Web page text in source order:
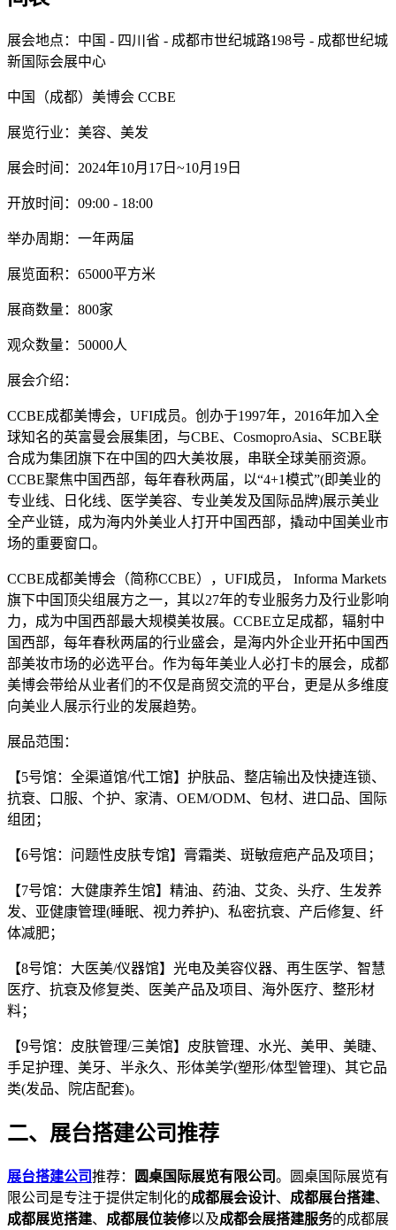
展会地点：中国 - 四川省 - 成都市世纪城路198号 - 成都世纪城
新国际会展中心
中国（成都）美博会 CCBE
展览行业：美容、美发
展会时间：2024年10月17日~10月19日
开放时间：09:00 - 18:00
举办周期：一年两届
展览面积：65000平方米
展商数量：800家
观众数量：50000人
展会介绍：
CCBE成都美博会，UFI成员。创办于1997年，2016年加入全
球知名的英富曼会展集团，与CBE、CosmoproAsia、SCBE联
合成为集团旗下在中国的四大美妆展，串联全球美丽资源。
CCBE聚焦中国西部，每年春秋两届，以“4+1模式”(即美业的
专业线、日化线、医学美容、专业美发及国际品牌)展示美业
全产业链，成为海内外美业人打开中国西部，撬动中国美业市
场的重要窗口。
CCBE成都美博会（简称CCBE），UFI成员， Informa Markets
旗下中国顶尖组展方之一，其以27年的专业服务力及行业影响
力，成为中国西部最大规模美妆展。CCBE立足成都，辐射中
国西部，每年春秋两届的行业盛会，是海内外企业开拓中国西
部美妆市场的必选平台。作为每年美业人必打卡的展会，成都
美博会带给从业者们的不仅是商贸交流的平台，更是从多维度
向美业人展示行业的发展趋势。
展品范围：
【5号馆：全渠道馆/代工馆】护肤品、整店输出及快捷连锁、
抗衰、口服、个护、家清、OEM/ODM、包材、进口品、国际
组团；
【6号馆：问题性皮肤专馆】膏霜类、斑敏痘疤产品及项目；
【7号馆：大健康养生馆】精油、药油、艾灸、头疗、生发养
发、亚健康管理(睡眠、视力养护)、私密抗衰、产后修复、纤
体减肥；
【8号馆：大医美/仪器馆】光电及美容仪器、再生医学、智慧
医疗、抗衰及修复类、医美产品及项目、海外医疗、整形材
料；
【9号馆：皮肤管理/三美馆】皮肤管理、水光、美甲、美睫、
手足护理、美牙、半永久、形体美学(塑形/体型管理)、其它品
类(发品、院店配套)。
二、展台搭建公司推荐
展台搭建公司推荐： 圆桌国际展览有限公司。圆桌国际展览有
限公司是专注于提供定制化的成都展会设计、 成都展台搭建、
成都展览搭建、 成都展位装修以及成都会展搭建服务的成都展